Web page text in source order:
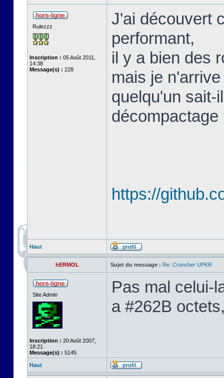
Rulezzz
Inscription : 05 Août 2011,
14:38
Message(s) : 228
J'ai découvert
performant,
il y a bien des
mais je
quelqu'un sait-
décompactage
https://
Haut
hERMOL Sujet du message : Re: Cruncher UPKR
Site Admin
Inscription : 20 Août 2007,
18:21
Message(s) : 5145
Pas mal celui-
a #262B
Haut